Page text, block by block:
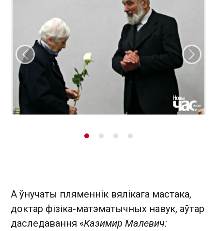
Папярэдні слайд
А ўнучаты пляменнік вялікага мастака,
доктар фізіка-матэматычных навук, аўтар
даследавання «Казимир Малевич: